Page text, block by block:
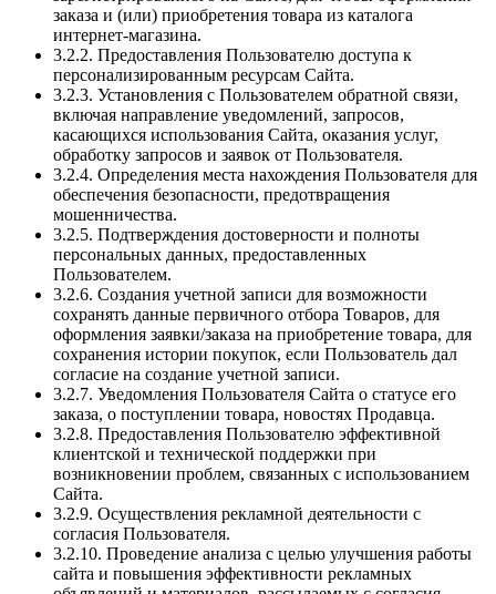
заказа и (или) приобретения товара из каталога
интернет-магазина.
3.2.2. Предоставления Пользователю доступа к
персонализированным ресурсам Сайта.
3.2.3. Установления с Пользователем обратной связи,
включая направление уведомлений, запросов,
касающихся использования Сайта, оказания услуг,
обработку запросов и заявок от Пользователя.
3.2.4. Определения места нахождения Пользователя для
обеспечения безопасности, предотвращения
мошенничества.
3.2.5. Подтверждения достоверности и полноты
персональных данных, предоставленных
Пользователем.
3.2.6. Создания учетной записи для возможности
сохранять данные первичного отбора Товаров, для
оформления заявки/заказа на приобретение товара, для
сохранения истории покупок, если Пользователь дал
согласие на создание учетной записи.
3.2.7. Уведомления Пользователя Сайта о статусе его
заказа, о поступлении товара, новостях Продавца.
3.2.8. Предоставления Пользователю эффективной
клиентской и технической поддержки при
возникновении проблем, связанных с использованием
Сайта.
3.2.9. Осуществления рекламной деятельности с
согласия Пользователя.
3.2.10. Проведение анализа с целью улучшения работы
сайта и повышения эффективности рекламных